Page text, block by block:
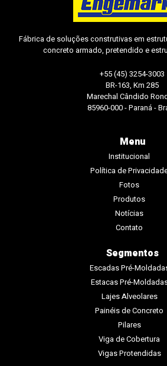
Fábrica de soluções construtivas em
concreto armado, pretendido e
+55 (45) 3254-3003
BR-163, Km 285
Marechal Cândido
85960-000 - Paraná -
Menu
Institucional
Política de
Fotos
Produtos
Notícias
Contato
Segmentos
Escadas Pré-
Estacas Pré-
Lajes Alveolares
Painéis de Concreto
Pilares
Viga de Cobertura
Vigas Protendidas